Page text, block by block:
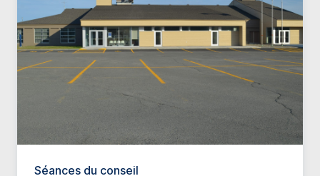
Séances du conseil